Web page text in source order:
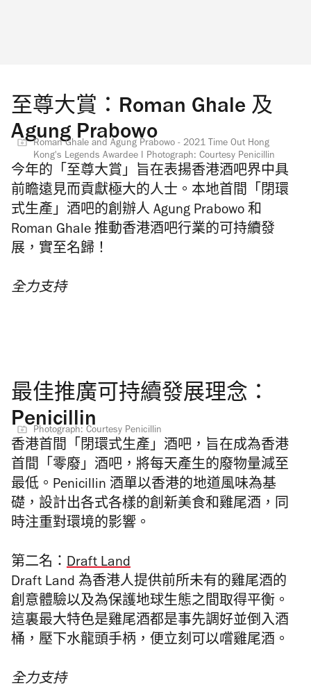
至尊大賞：Roman Ghale 及
Agung Prabowo
Roman Ghale and Agung Prabowo - 2021 Time Out Hong
Kong's Legends Awardee I Photograph: Courtesy Penicillin
今年的「至尊大賞」旨在表揚香港酒吧界中具
前瞻遠見而貢獻極大的人士。本地首間「閉環
式生產」酒吧的創辦人 Agung Prabowo 和
Roman Ghale 推動香港酒吧行業的可持續發
展，實至名歸！
全力支持
最佳推廣可持續發展理念：
Penicillin
Photograph: Courtesy Penicillin
香港首間「閉環式生產」酒吧，旨在成為香港
首間「零廢」酒吧，將每天產生的廢物量減至
最低。Penicillin 酒單以香港的地道風味為基
礎，設計出各式各樣的創新美食和雞尾酒，同
時注重對環境的影響。
第二名： Draft Land
Draft Land 為香港人提供前所未有的雞尾酒的
創意體驗以及為保護地球生態之間取得平衡。
這裏最大特色是雞尾酒都是事先調好並倒入酒
桶，壓下水龍頭手柄，便立刻可以嚐雞尾酒。
全力支持